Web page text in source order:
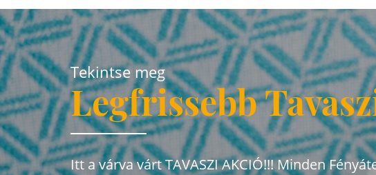
Tekintse meg
Legfrissebb
Itt a várva várt TAVASZI AKCIÓ!!! Minden